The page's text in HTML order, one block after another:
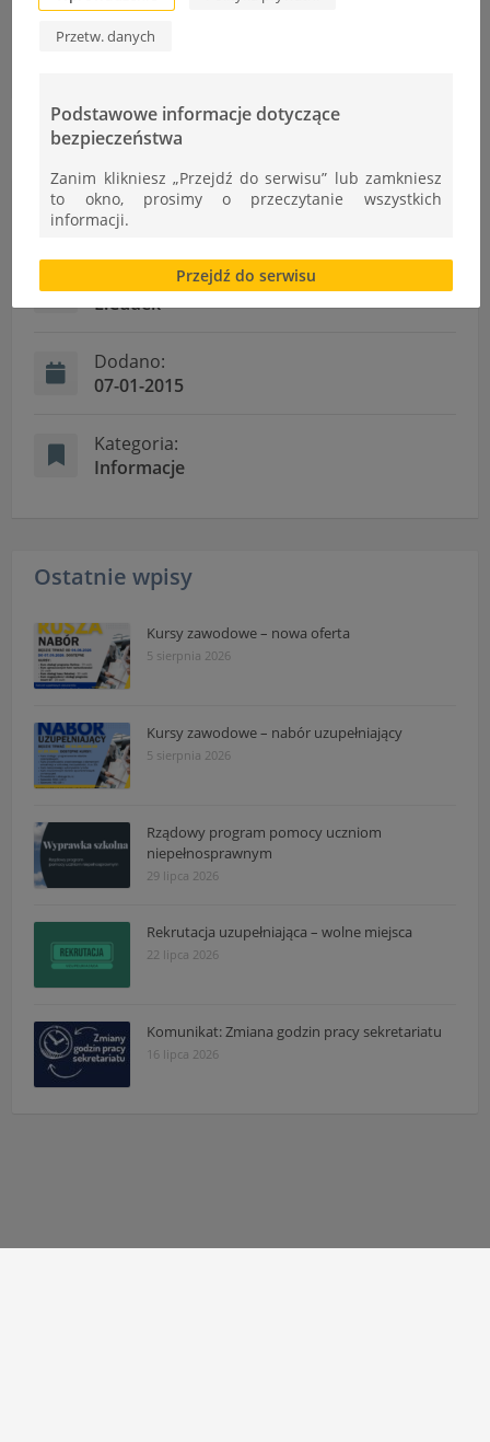
Konkursu Diversity 2015 nowa edycja
Informacje
Ł.Cudek
Dodano:
07-01-2015
Kategoria:
Informacje
Ostatnie wpisy
Kursy zawodowe – nowa oferta
5 sierpnia 2026
Kursy zawodowe – nabór uzupełniający
5 sierpnia 2026
Rządowy program pomocy uczniom
niepełnosprawnym
29 lipca 2026
Rekrutacja uzupełniająca – wolne miejsca
22 lipca 2026
Komunikat: Zmiana godzin pracy sekretariatu
16 lipca 2026
Przetw. danych
Podstawowe informacje dotyczące
bezpieczeństwa
Zanim klikniesz „Przejdź do serwisu” lub zamkniesz
to okno, prosimy o przeczytanie wszystkich
informacji.
Brak zgody bądź ograniczenie funkcjonalności plików
cookies lub local storage, może utrudnić lub
uniemożliwić korzystanie z Serwisu.
przetwarzania danych osobowych dostępne są cały
czas w sekcji
Przejdź do serwisu